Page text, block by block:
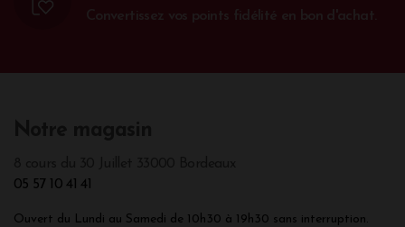
05 57 10 41 41
Ouvert du Lundi au Samedi de 10h30 à 19h30 sans interruption.